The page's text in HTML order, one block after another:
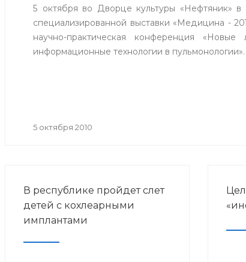
5 октября во Дворце культуры «Нефтяник»
специализированной выставки «Медицина -
научно-практическая конференция «Новые
информационные технологии в пульмонологии».
5 октября 2010
В республике пройдет слет
детей с кохлеарными
имплантами